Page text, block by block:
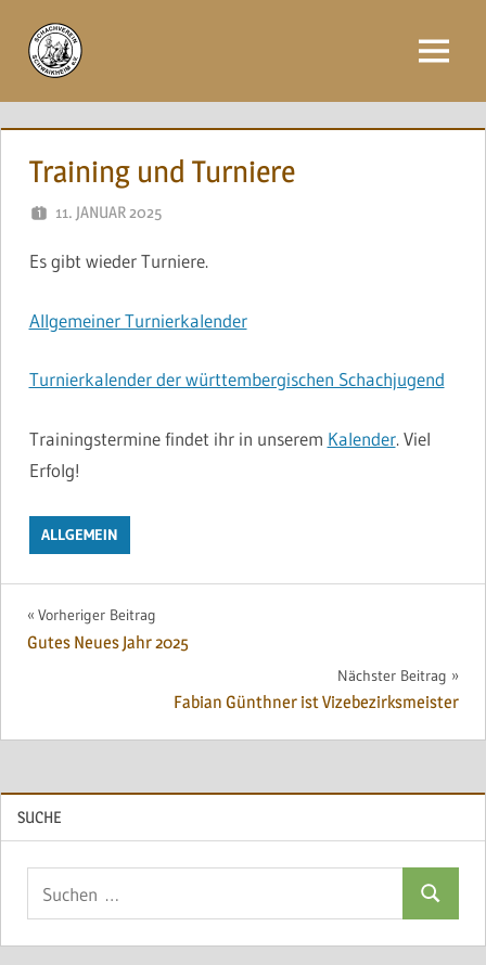
Inhalt
springen
Menü
Training und Turniere
11. JANUAR 2025
Es gibt wieder Turniere.
Allgemeiner Turnierkalender
Turnierkalender der württembergischen Schachjugend
Trainingstermine findet ihr in unserem Kalender. Viel
Erfolg!
ALLGEMEIN
Beitragsnavigation
Vorheriger Beitrag
Gutes Neues Jahr 2025
Nächster Beitrag
Fabian Günthner ist Vizebezirksmeister
SUCHE
Suchen